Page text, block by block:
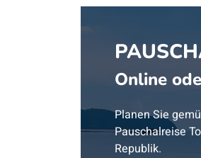
Online
Planen Sie
Pauschalreise
Republik.